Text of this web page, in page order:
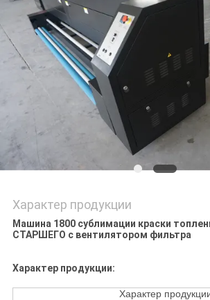
ПОЛИТИКА
Характер продукции
Машина 1800 сублимации краски
СТАРШЕГО с вентилятором фильтра
Характер продукции:
Характер